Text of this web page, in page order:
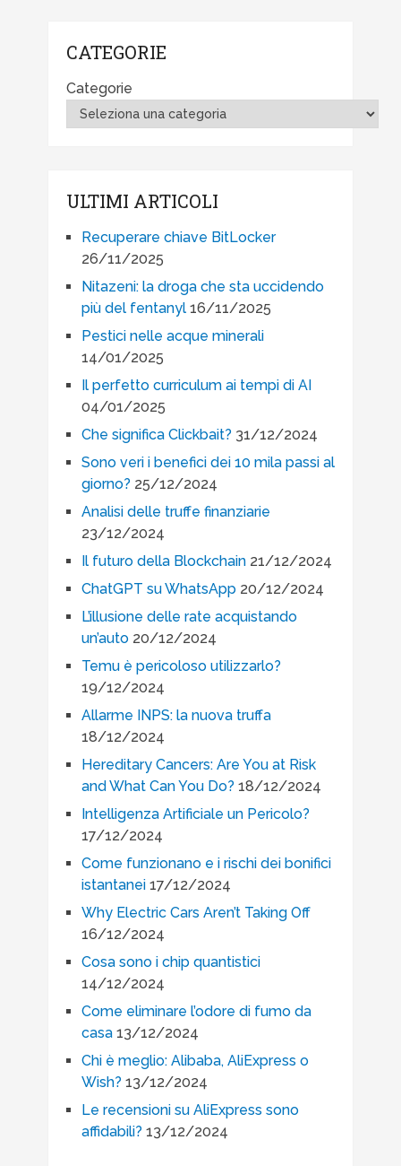
CATEGORIE
Categorie
ULTIMI ARTICOLI
Recuperare chiave BitLocker
26/11/2025
Nitazeni: la droga che sta uccidendo
più del fentanyl 16/11/2025
Pestici nelle acque minerali
14/01/2025
Il perfetto curriculum ai tempi di AI
04/01/2025
Che significa Clickbait? 31/12/2024
Sono veri i benefici dei 10 mila passi al
giorno? 25/12/2024
Analisi delle truffe finanziarie
23/12/2024
Il futuro della Blockchain 21/12/2024
ChatGPT su WhatsApp 20/12/2024
L’illusione delle rate acquistando
un’auto 20/12/2024
Temu è pericoloso utilizzarlo?
19/12/2024
Allarme INPS: la nuova truffa
18/12/2024
Hereditary Cancers: Are You at Risk
and What Can You Do? 18/12/2024
Intelligenza Artificiale un Pericolo?
17/12/2024
Come funzionano e i rischi dei bonifici
istantanei 17/12/2024
Why Electric Cars Aren’t Taking Off
16/12/2024
Cosa sono i chip quantistici
14/12/2024
Come eliminare l’odore di fumo da
casa 13/12/2024
Chi è meglio: Alibaba, AliExpress o
Wish? 13/12/2024
Le recensioni su AliExpress sono
affidabili? 13/12/2024